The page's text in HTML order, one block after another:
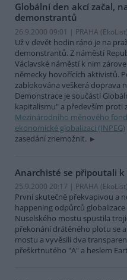
Globální den akcí začal,
demonstrantů
26.9.2000 09:01 | PRAHA (EkoList)
Už v devět hodin ráno je na
demonstrantů. Z náměstí
Václavské náměstí k nim
německy hovořících aktivistů.
zablokována veškerá doprava
Demonstrace je součástí
kapitalismu" a především proti
Mezinárodního měnového
ekonomické globalizaci (INPEG)
zasedání znemožnit.
Anarchisté se připoutali
25.9.2000 20:17 | PRAHA (EkoList)
První skutečně překvapivou a
happening odpůrců
Nuselského mostu spustila
překonání drátěného plotu se
mostu a vyvěsili dva
přeškrtnutého "A" a heslem